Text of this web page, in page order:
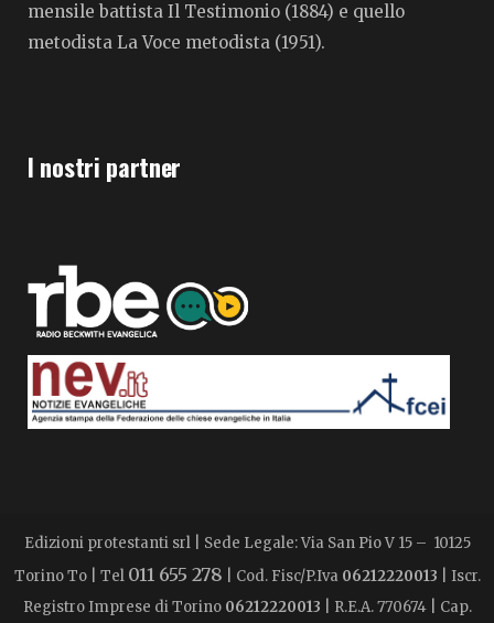
mensile battista Il Testimonio (1884) e quello
metodista La Voce metodista (1951).
I nostri partner
Edizioni protestanti srl | Sede Legale: Via San Pio V 15 – 10125
Torino To | Tel 011 655 278 | Cod. Fisc/P.Iva 06212220013 | Iscr.
Registro Imprese di Torino 06212220013 | R.E.A. 770674 | Cap.